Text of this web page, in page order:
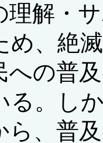
理解・
め、絶
への普
る。し
ら、普